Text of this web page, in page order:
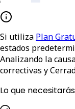
Si utiliza Plan
estados
Analizando la
correctivas y
Lo que necesitarás